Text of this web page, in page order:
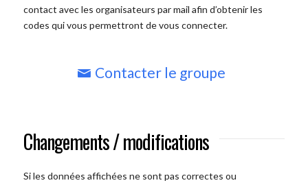
contact avec les organisateurs par mail afin d’obtenir les
codes qui vous permettront de vous connecter.
Contacter le groupe
Changements / modifications
Si les données affichées ne sont pas correctes ou